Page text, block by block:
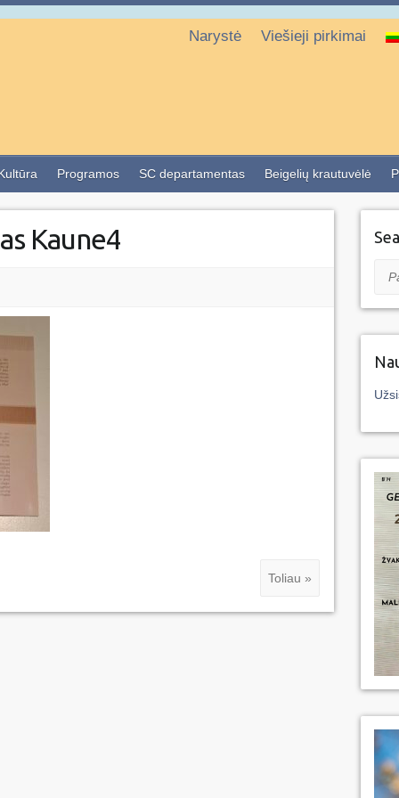
Narystė Viešieji pirkimai
Programos SC departamentas Beigelių krautuvėlė
Kaune4
Toliau »